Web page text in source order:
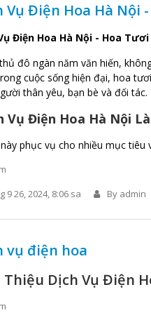
Vụ Điện Hoa Hà Nội
Điện Hoa Hà Nội - Hoa
đô ngàn năm văn hiến,
cuộc sống hiện đại, hoa
thân yêu, bạn bè và đối
Vụ Điện Hoa Hà Nội Là
phục vụ cho nhiều mục tiêu
9 26, 2024, 8:06 sa
By admin
vụ điện hoa
Thiệu Dịch Vụ Điện